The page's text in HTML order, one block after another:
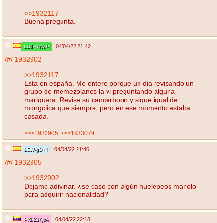
>>1932117
Buena pregunta.
LDd+YNwP 04/04/22 21:42
/#/ 1932902
>>1932117
Esta en españa. Me entere porque un dia revisando un
grupo de memezolanos la vi preguntando alguna
mariquera. Revise su cancerboon y sigue igual de
mongolica que siempre, pero en ese momento estaba
casada.
>>>1932905 >>>1933079
1EW-gD+4 04/04/22 21:46
/#/ 1932905
>>1932902
Déjame adivinar, ¿se caso con algún huelepeos manolo
para adquirir nacionalidad?
PX9Z1QzA 04/04/22 22:18